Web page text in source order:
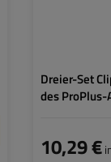
Dreier-Set
des
10,29 €